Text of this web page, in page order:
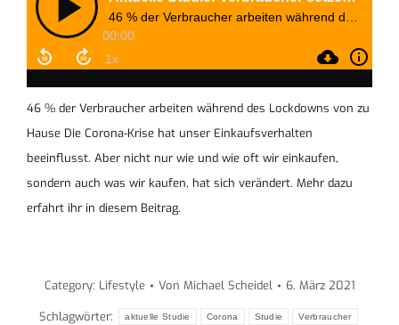
46 % der Verbraucher arbeiten während des Lockdowns von zu
Hause Die Corona-Krise hat unser Einkaufsverhalten
beeinflusst. Aber nicht nur wie und wie oft wir einkaufen,
sondern auch was wir kaufen, hat sich verändert. Mehr dazu
erfahrt ihr in diesem Beitrag.
Category: Lifestyle Von Michael Scheidel 6. März 2021
Schlagwörter: aktuelle Studie Corona Studie Verbraucher